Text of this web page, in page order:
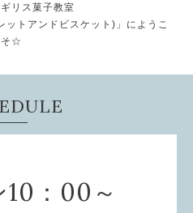
リス菓子教室
トアンドビスケット)」にようこ
そ☆
：00～